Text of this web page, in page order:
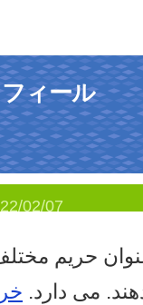
ィール
02/07
حریم
می دارد.